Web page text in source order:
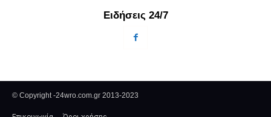
Ειδήσεις 24/7
© Copyright -24wro.com.gr 2013-2023